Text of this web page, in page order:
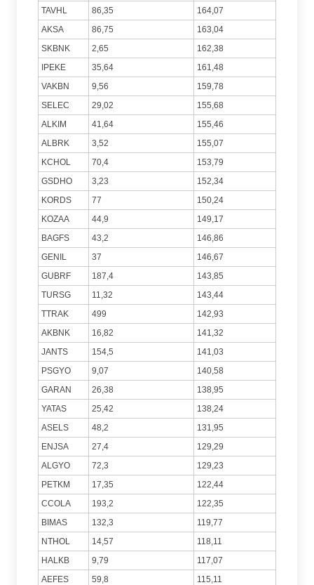
TAVHL 86,35
164,07
AKSA
86,75
163,04
SKBNK
2,65
162,38
IPEKE
35,64
161,48
VAKBN
9,56
159,78
SELEC
29,02
155,68
ALKIM
41,64
155,46
ALBRK
3,52
155,07
KCHOL
70,4
153,79
GSDHO
3,23
152,34
KORDS
77
150,24
KOZAA
44,9
149,17
BAGFS
43,2
146,86
GENIL
37
146,67
GUBRF
187,4
143,85
TURSG
11,32
143,44
TTRAK
499
142,93
AKBNK
16,82
141,32
JANTS
154,5
141,03
PSGYO
9,07
140,58
GARAN
26,38
138,95
YATAS
25,42
138,24
ASELS
48,2
131,95
ENJSA
27,4
129,29
ALGYO
72,3
129,23
PETKM
17,35
122,44
CCOLA
193,2
122,35
BIMAS
132,3
119,77
NTHOL
14,57
118,11
HALKB
9,79
117,07
AEFES
59,8
115,11